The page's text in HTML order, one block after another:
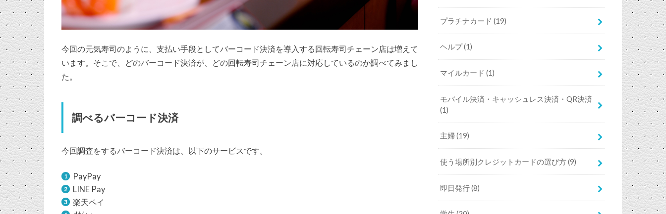
今回の元気寿司のように、支払い手段としてバーコード決済を導入する回転寿司チェーン店は増えて
います。そこで、どのバーコード決済が、どの回転寿司チェーン店に対応しているのか調べてみまし
た。
調べるバーコード決済
今回調査をするバーコード決済は、以下のサービスです。
PayPay
LINE Pay
楽天ペイ
プラチナカード(19)
ヘルプ(1)
マイルカード(1)
モバイル決済・キャッシュレス決済・QR決済
(1)
主婦(19)
使う場所別クレジットカードの選び方(9)
即日発行(8)